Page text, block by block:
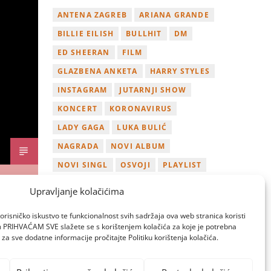
Upravljanje kolačićima
iskustvo te funkcionalnost svih sadržaja ova web stranica koristi
SVE slažete se s korištenjem kolačića za koje je potrebna
sve dodatne informacije pročitajte Politiku korištenja kolačića.
ANTENA ZAGREB
ARIANA GRANDE
BILLIE EILISH
BULLHIT
DM
ED SHEERAN
FILM
GLAZBENA ANKETA
HARRY STYLES
INSTAGRAM
JUTARNJI SHOW
KONCERT
KORONAVIRUS
LADY GAGA
LUKA BULIĆ
NAGRADA
NOVI ALBUM
NOVI SINGL
OSVOJI
PLAYLIST
ZAGREB